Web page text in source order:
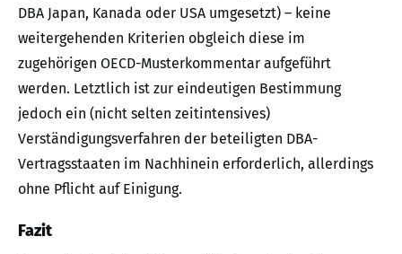
DBA Japan, Kanada oder USA umgesetzt) – keine
weitergehenden Kriterien obgleich diese im
zugehörigen OECD-Musterkommentar aufgeführt
werden. Letztlich ist zur eindeutigen Bestimmung
jedoch ein (nicht selten zeitintensives)
Verständigungsverfahren der beteiligten DBA-
Vertragsstaaten im Nachhinein erforderlich, allerdings
ohne Pflicht auf Einigung.
Fazit